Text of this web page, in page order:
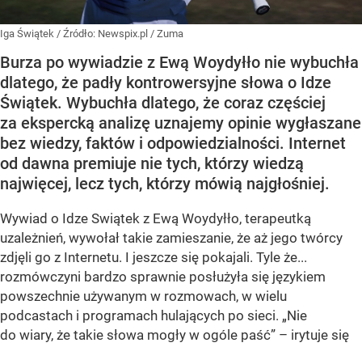
Iga Świątek / Źródło: Newspix.pl / Zuma
Burza po wywiadzie z Ewą Woydyłło nie wybuchła
dlatego, że padły kontrowersyjne słowa o Idze
Świątek. Wybuchła dlatego, że coraz częściej
za ekspercką analizę uznajemy opinie wygłaszane
bez wiedzy, faktów i odpowiedzialności. Internet
od dawna premiuje nie tych, którzy wiedzą
najwięcej, lecz tych, którzy mówią najgłośniej.
Wywiad o Idze Swiątek z Ewą Woydyłło, terapeutką
uzależnień, wywołał takie zamieszanie, że aż jego twórcy
zdjęli go z Internetu. I jeszcze się pokajali. Tyle że...
rozmówczyni bardzo sprawnie posłużyła się językiem
powszechnie używanym w rozmowach, w wielu
podcastach i programach hulających po sieci. „Nie
do wiary, że takie słowa mogły w ogóle paść” – irytuje się